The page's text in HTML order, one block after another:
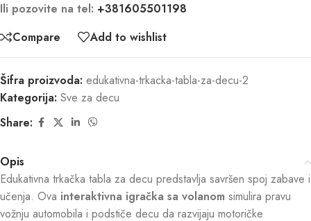
Ili pozovite na tel: +381605501198
Compare
Add to wishlist
Šifra proizvoda: edukativna-trkacka-tabla-za-decu-2
Kategorija: Sve za decu
Share:
Opis
Edukativna trkačka tabla za decu predstavlja savršen spoj zabave i
učenja. Ova interaktivna igračka sa volanom simulira pravu
vožnju automobila i podstiče decu da razvijaju motoričke